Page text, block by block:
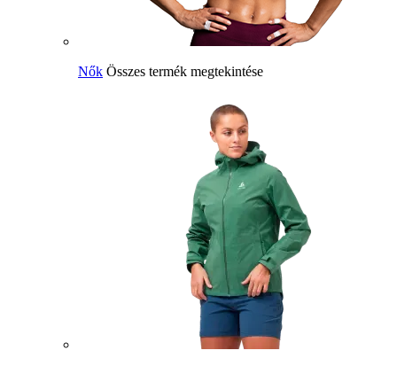
Nők Összes termék megtekintése